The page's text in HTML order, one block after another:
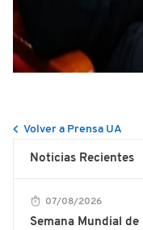
Volver a Prensa UA
Noticias Recientes
07/08/2026
Semana Mundial